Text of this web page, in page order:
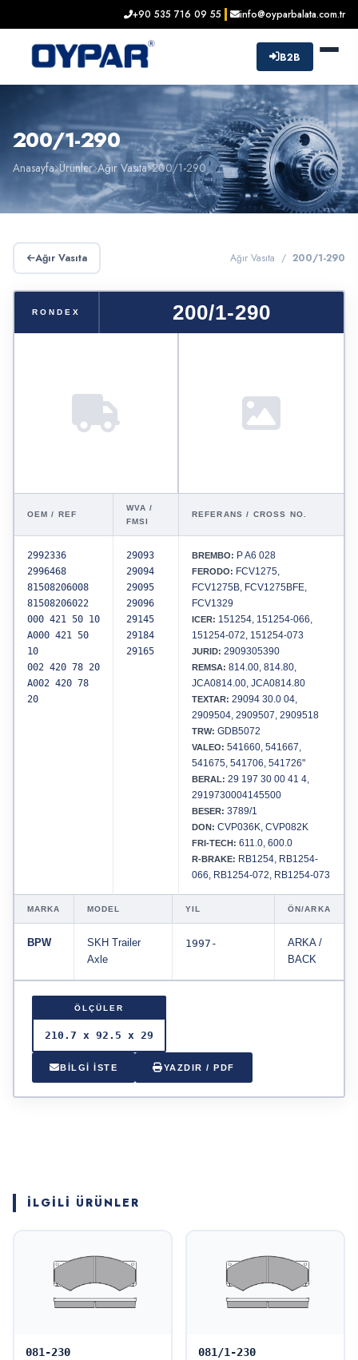
+90 535 716 09 55 info@oyparbalata.com.tr
B2B
200/1-290
Anasayfa Ürünler Ağır Vasıta 200/1-290
Ağır Vasıta Ağır Vasıta / 200/1-290
RONDEX 200/1-290
OEM / REF
WVA /
FMSI
REFERANS / CROSS NO.
2992336
2996468
81508206008
81508206022
000 421 50 10
A000 421 50
10
002 420 78 20
A002 420 78
20
29093
29094
29095
29096
29145
29184
29165
BREMBO: P A6 028
FERODO: FCV1275,
FCV1275B, FCV1275BFE,
FCV1329
ICER: 151254, 151254-066,
151254-072, 151254-073
JURID: 2909305390
REMSA: 814.00, 814.80,
JCA0814.00, JCA0814.80
TEXTAR: 29094 30.0 04,
2909504, 2909507, 2909518
TRW: GDB5072
VALEO: 541660, 541667,
541675, 541706, 541726"
BERAL: 29 197 30 00 41 4,
2919730004145500
BESER: 3789/1
DON: CVP036K, CVP082K
FRI-TECH: 611.0, 600.0
R-BRAKE: RB1254, RB1254-
066, RB1254-072, RB1254-073
MARKA MODEL YIL ÖN/ARKA
BPW
SKH Trailer
Axle
1997-
ARKA /
BACK
ÖLÇÜLER
210.7 x 92.5 x 29
BİLGİ İSTE YAZDIR / PDF
İLGILI ÜRÜNLER
081-230
081/1-230